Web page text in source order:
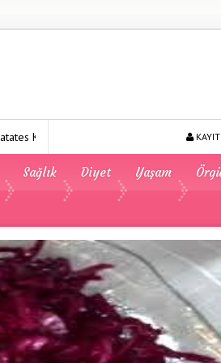
Yeşil Mercimek
Sağlık Diyet Yaşam